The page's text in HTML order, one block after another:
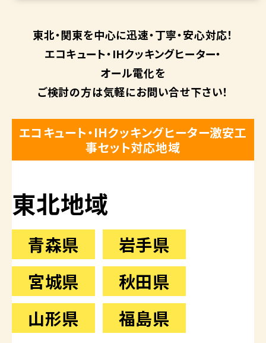
東北・関東を中心に迅速・丁寧・安心対応！
エコキュート・IHクッキングヒーター・
オール電化を
ご検討の方は気軽にお問い合せ下さい！
エコキュート・IHクッキングヒーター激安工
事セット対応地域
東北地域
青森県
岩手県
宮城県
秋田県
山形県
福島県